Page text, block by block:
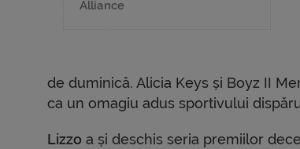
Alliance
de duminică. Alicia Keys și Boyz II
ca un omagiu adus sportivului
Lizzo a și deschis seria premiilor